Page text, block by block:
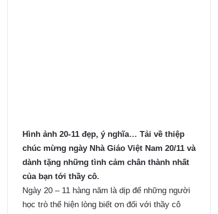
Hình ảnh 20-11 đẹp, ý nghĩa… Tải về thiệp
chúc mừng ngày Nhà Giáo Việt Nam 20/11 và
dành tặng những tình cảm chân thành nhất
của bạn tới thầy cô.
Ngày 20 – 11 hàng năm là dịp để những người
học trò thể hiện lòng biết ơn đối với thầy cô